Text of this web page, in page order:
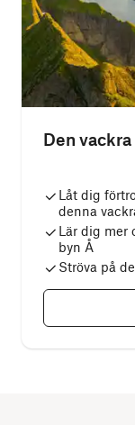
Den
Låt dig
denna
Lär dig mer
byn Å
Ströva på